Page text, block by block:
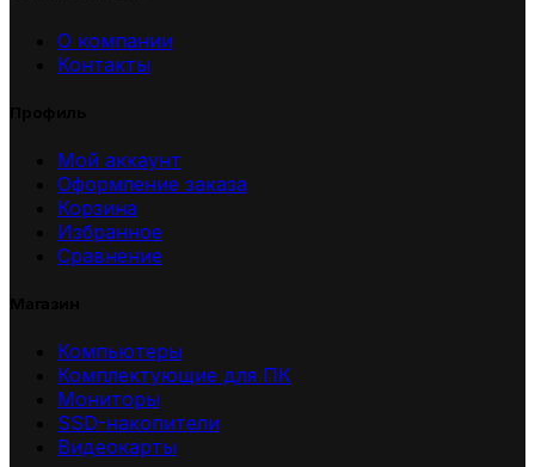
О компании
Контакты
Мой аккаунт
Оформление заказа
Корзина
Избранное
Сравнение
Компьютеры
Комплектующие для ПК
Мониторы
SSD-накопители
Видеокарты